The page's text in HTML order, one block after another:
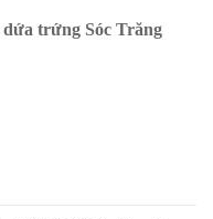
trứng Sóc Trăng